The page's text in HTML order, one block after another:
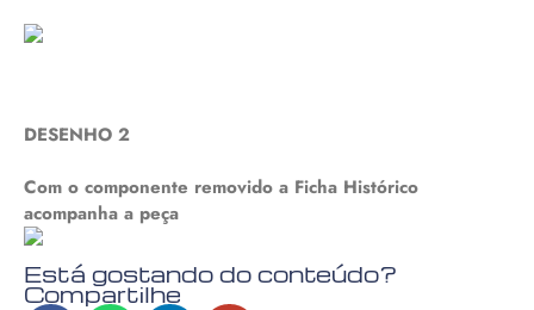
DESENHO 2
Com o componente removido a Ficha Histórico
acompanha a peça
Está gostando do conteúdo?
Compartilhe